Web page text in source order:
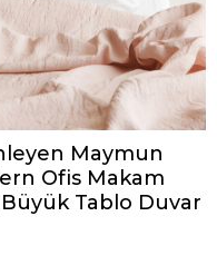
Maymun
Ofis Makam
Tablo Duvar